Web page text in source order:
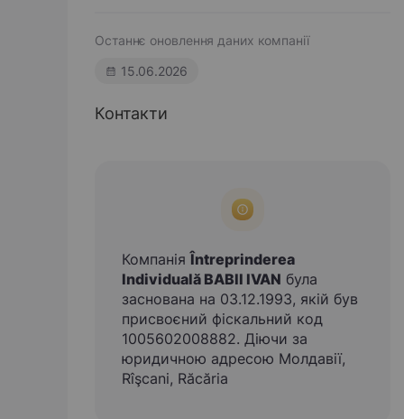
Останнє оновлення даних компанії
15.06.2026
Контакти
КомпаніяÎntreprinderea
Individuală BABII IVAN була
заснована на 03.12.1993, якій був
присвоєний фіскальний код
1005602008882. Діючи за
юридичною адресою Молдавії,
Rîşcani, Răcăria